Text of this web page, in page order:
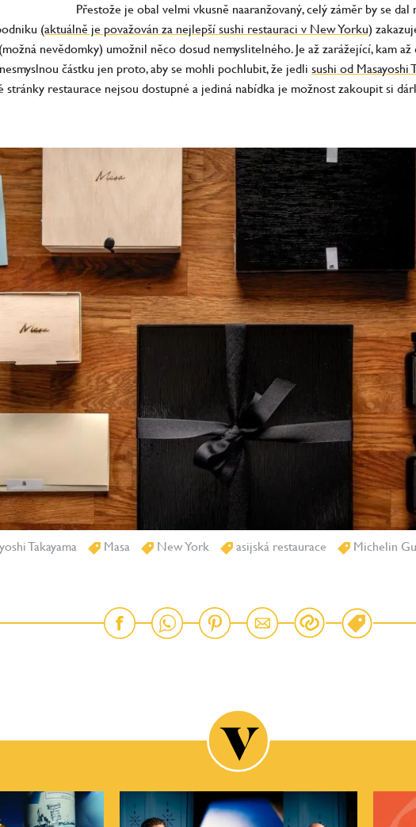
Přestože je obal velmi vkusně naaranžovaný, celý záměr by se dal
(aktuálně je považován za nejlepší sushi restauraci v New Yorku)
nevědomky) umožnil něco dosud nemyslitelného. Je až zarážející, kam
částku jen proto, aby se mohli pochlubit, že jedli sushi od Masayoshi
stránky restaurace nejsou dostupné a jediná nabídka je možnost zakoupit si
Takayama Masa New York asijská restaurace Michelin